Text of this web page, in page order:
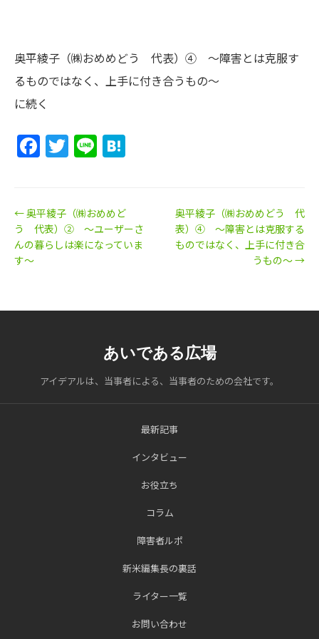
奥平綾子（㈱おめめどう 代表）④ ～障害とは克服す
るものではなく、上手に付き合うもの～
に続く
Facebook
Twitter
Line
← 奥平綾子（㈱おめめど
う 代表）② ～ユーザーさ
んの暮らしは楽になっていま
す～
奥平綾子（㈱おめめどう 代
表）④ ～障害とは克服する
ものではなく、上手に付き合
うもの～ →
あいである広場
アイデアルは、当事者による、当事者のための会社です。
最新記事
インタビュー
お役立ち
コラム
障害者ルポ
新米編集長の裏話
ライター一覧
お問い合わせ